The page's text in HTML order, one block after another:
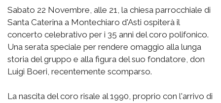
Sabato 22 Novembre, alle 21, la chiesa parrocchiale di
Santa Caterina a Montechiaro d'Asti ospiterà il
concerto celebrativo per i 35 anni del coro polifonico.
Una serata speciale per rendere omaggio alla lunga
storia del gruppo e alla figura del suo fondatore, don
Luigi Boeri, recentemente scomparso.
La nascita del coro risale al 1990, proprio con l'arrivo di